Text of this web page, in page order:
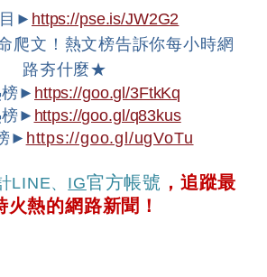
► https://pse.is/JW2G2
爬文！熱文榜告訴你每小時網
路夯什麼★
榜► https://goo.gl/3FtkKq
榜► https://goo.gl/q83kus
► https://goo.gl/ugVoTu
LINE、 IG官方帳號 ，追蹤最
火熱的網路新聞！